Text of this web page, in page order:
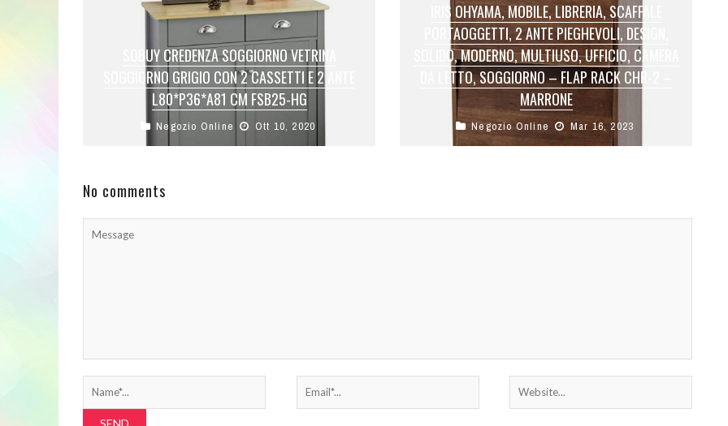
SOBUY CREDENZA SOGGIORNO VETRINA
SOGGIORNO GRIGIO CON 2 CASSETTI E 2 ANTE
L80*P36*A81 CM FSB25-HG
Materiali: truciolare e MDF di legno, con
rivestimento resistente melamin bianco e legno
Negozio Online Ott 10, 2020
IRIS OHYAMA, MOBILE, LIBRERIA, SCAFFALE
PORTAOGGETTI, 2 ANTE PIEGHEVOLI, DESIGN,
SOLIDO, MODERNO, MULTIUSO, UFFICIO, CAMERA
DA LETTO, SOGGIORNO – FLAP RACK CHR-2 –
MARRONE
Mobili dallo stile pulito e moderno per
aggiungere immagazzinaggio in camera da letto,
Negozio Online Mar 16, 2023
No comments